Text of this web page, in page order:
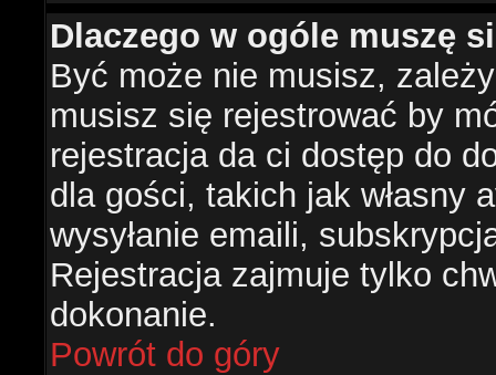
Dlaczego w ogóle muszę
Być może nie musisz,
musisz się rejestrować by
rejestracja da ci dostęp do
dla gości, takich jak własny
wysyłanie emaili,
Rejestracja zajmuje tylko
dokonanie.
Powrót do góry